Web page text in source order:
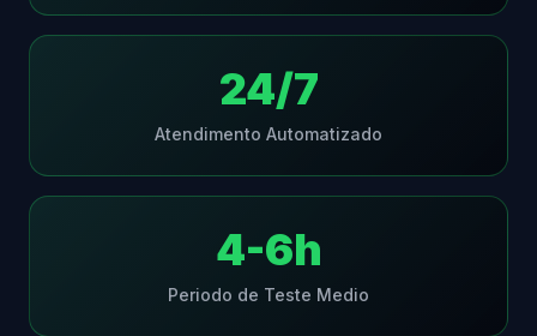
24/7
Atendimento Automatizado
4-6h
Periodo de Teste Medio